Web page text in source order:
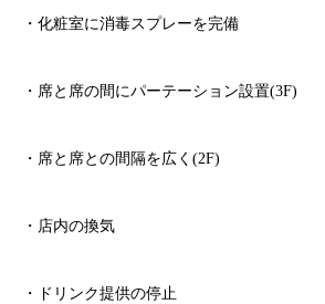
・化粧室に消毒スプレーを完備
・席と席の間にパーテーション設置(3F)
・席と席との間隔を広く (2F)
・店内の換気
・ドリンク提供の停止